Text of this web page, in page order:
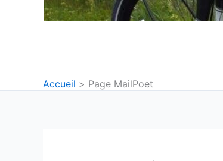
Accueil Page MailPoet